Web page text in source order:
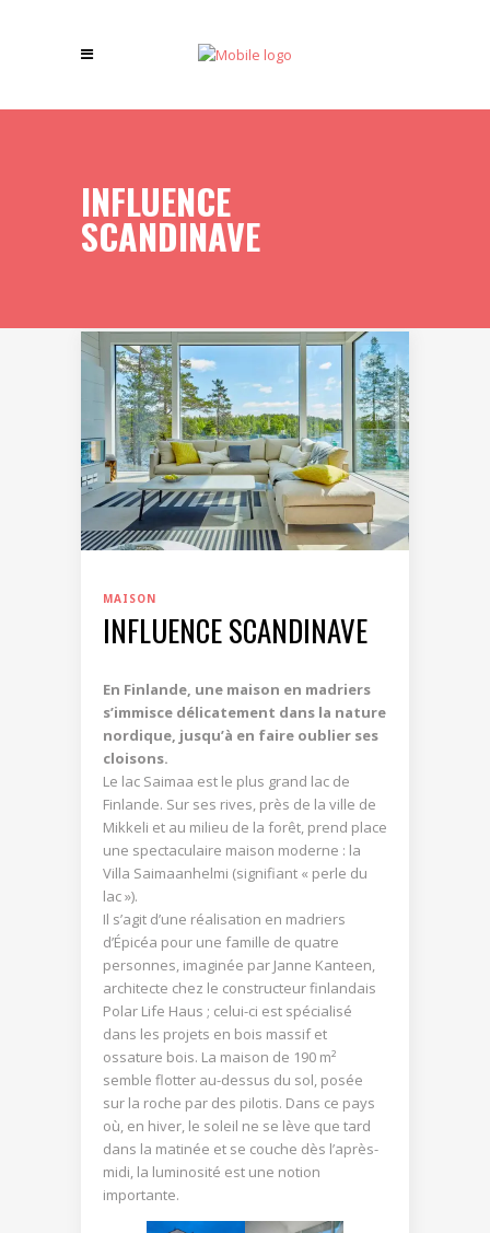
INFLUENCE
SCANDINAVE
MAISON
INFLUENCE SCANDINAVE
En Finlande, une maison en madriers
s’immisce délicatement dans la nature
nordique, jusqu’à en faire oublier ses
cloisons.
Le lac Saimaa est le plus grand lac de
Finlande. Sur ses rives, près de la ville de
Mikkeli et au milieu de la forêt, prend place
une spectaculaire maison moderne : la
Villa Saimaanhelmi (signifiant « perle du
lac »).
Il s’agit d’une réalisation en madriers
d’Épicéa pour une famille de quatre
personnes, imaginée par Janne Kanteen,
architecte chez le constructeur finlandais
Polar Life Haus ; celui-ci est spécialisé
dans les projets en bois massif et
ossature bois. La maison de 190 m²
semble flotter au-dessus du sol, posée
sur la roche par des pilotis. Dans ce pays
où, en hiver, le soleil ne se lève que tard
dans la matinée et se couche dès l’après-
midi, la luminosité est une notion
importante.